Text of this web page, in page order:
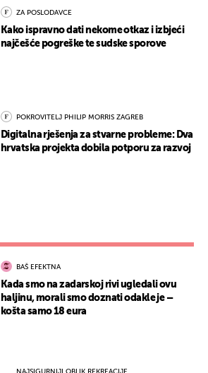
ZA POSLODAVCE
Kako ispravno dati nekome otkaz i izbjeći
najčešće pogreške te sudske sporove
POKROVITELJ PHILIP MORRIS ZAGREB
Digitalna rješenja za stvarne probleme: Dva
hrvatska projekta dobila potporu za razvoj
BAŠ EFEKTNA
Kada smo na zadarskoj rivi ugledali ovu
haljinu, morali smo doznati odakle je –
košta samo 18 eura